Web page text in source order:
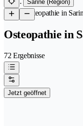
Sarine (Region)
/Osteopathie in
Osteopathie in
72 Ergebnisse
Jetzt geöffnet